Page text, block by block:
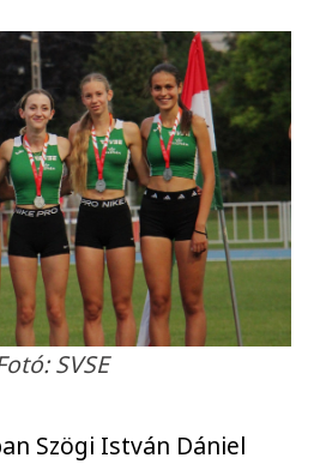
SVSE
Szögi István Dániel